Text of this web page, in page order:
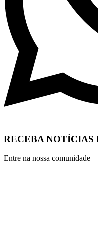
RECEBA NOTÍCIAS
Entre na nossa comunidade